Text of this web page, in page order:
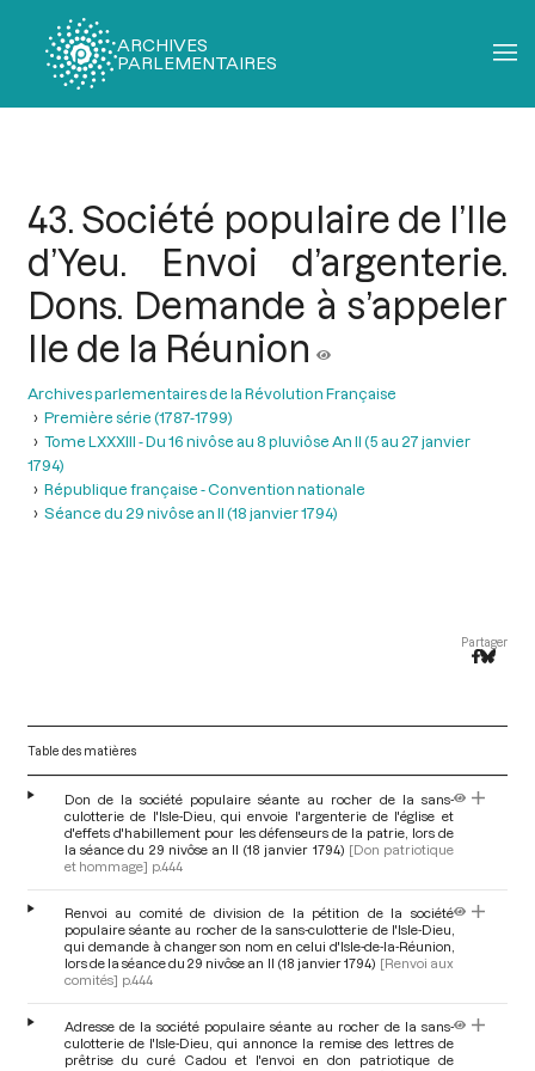
ARCHIVES
PARLEMENTAIRES
43. Société populaire de l’Ile
d’Yeu. Envoi d’argenterie.
Dons. Demande à s’appeler
Ile de la Réunion
Archives parlementaires de la Révolution Française
Première série (1787-1799)
Tome LXXXIII - Du 16 nivôse au 8 pluviôse An II (5 au 27 janvier
1794)
République française - Convention nationale
Séance du 29 nivôse an II (18 janvier 1794)
Partager
Table des matières
Don de la société populaire séante au rocher de la sans-
culotterie de l'Isle-Dieu, qui envoie l'argenterie de l'église et
d'effets d'habillement pour les défenseurs de la patrie, lors de
la séance du 29 nivôse an II (18 janvier 1794) [Don patriotique
et hommage] p.444
Renvoi au comité de division de la pétition de la société
populaire séante au rocher de la sans-culotterie de l'Isle-Dieu,
qui demande à changer son nom en celui d'Isle-de-la-Réunion,
lors de la séance du 29 nivôse an II (18 janvier 1794) [Renvoi aux
comités] p.444
Adresse de la société populaire séante au rocher de la sans-
culotterie de l'Isle-Dieu, qui annonce la remise des lettres de
prêtrise du curé Cadou et l'envoi en don patriotique de